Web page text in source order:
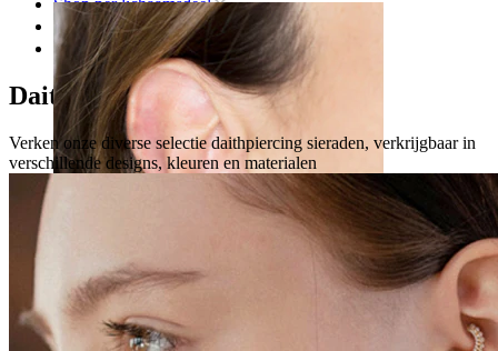
Shop per lichaamsdeel
Oor
Daith
Daith piercing sieraden
Verken onze diverse selectie daithpiercing sieraden, verkrijgbaar in
verschillende designs, kleuren en materialen